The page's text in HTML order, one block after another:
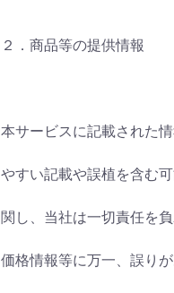
２．商品等の提供情報
本サービスに記載された
やすい記載や誤植を含む
関し、当社は一切責任を
価格情報等に万一、誤り